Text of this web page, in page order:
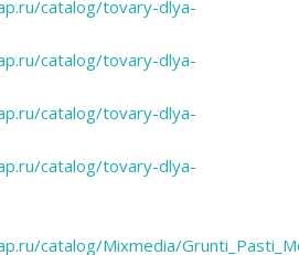
catalog/tovary-dlya-
catalog/tovary-dlya-
catalog/tovary-dlya-
catalog/tovary-dlya-
catalog/Mixmedia/